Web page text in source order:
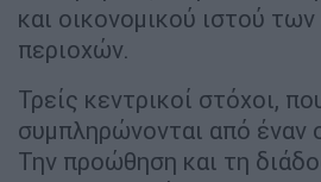
και οικονομικού ιστού
περιοχών.
Τρείς κεντρικοί στόχοι,
συμπληρώνονται από έναν
Την προώθηση και τη